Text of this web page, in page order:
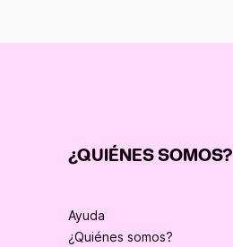
¿QUIÉNES SOMOS?
Ayuda
¿Quiénes somos?